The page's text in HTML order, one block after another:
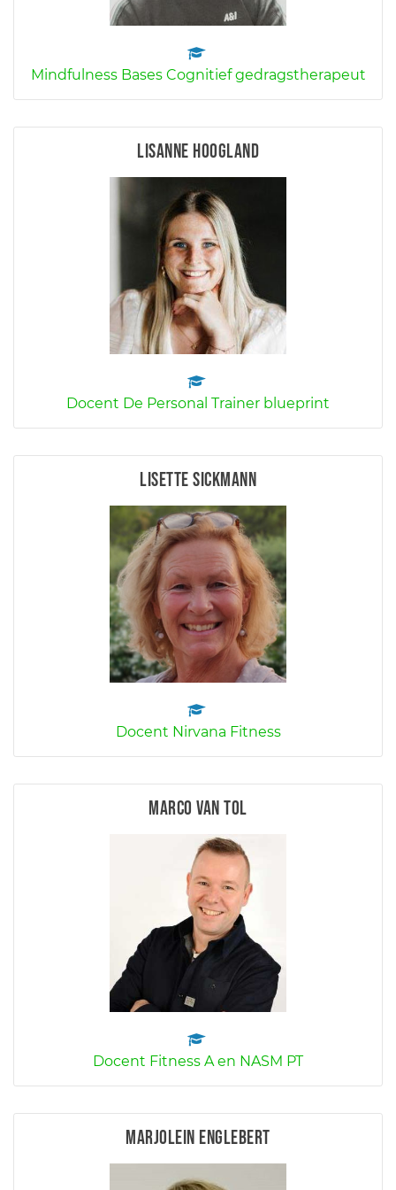
Mindfulness Bases Cognitief gedragstherapeut
Lisanne Hoogland
Docent De Personal Trainer blueprint
Lisette Sickmann
Docent Nirvana Fitness
Marco van Tol
Docent Fitness A en NASM PT
Marjolein Englebert